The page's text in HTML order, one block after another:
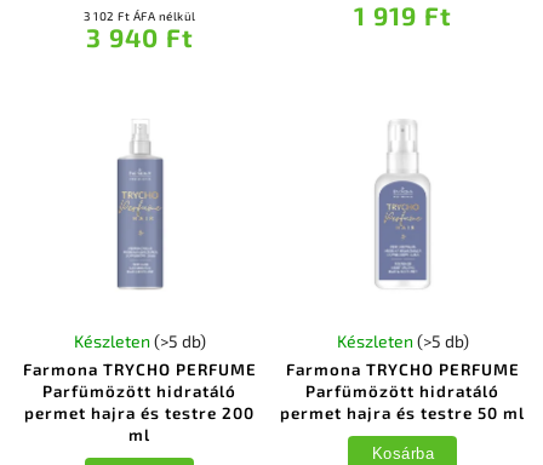
3 102 Ft ÁFA nélkül
3 940 Ft
1 919 Ft
Farmona TRYCHO PERFUME
Parfümözött hidratáló
permet hajra és testre 200
ml
Készleten (>5 db)
Farmona TRYCHO PERFUME
Parfümözött hidratáló
permet hajra és testre 50 ml
Készleten (>5 db)
Kosárba